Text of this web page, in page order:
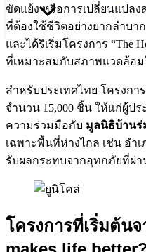
ขัดแย้ง หรือการเปลี่ยนแปล
ที่ต้องใช้ชีวิตอย่างยากลำบา
และได้ริเริ่มโครงการ “The
ที่เหมาะสมกับสภาพแวดล้อ
สำหรับประเทศไทย โครงกา
จำนวน 15,000 ชิ้น ให้แก่ผู้ป
ความร่วมมือกับ มูลนิธิบ้านร่
เฉพาะพื้นที่ห่างไกล เช่น อำ
รับผลกระทบจากอุทกภัยที่ผ่า
โครงการที่เริ่มต้น